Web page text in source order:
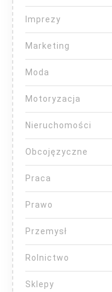
Imprezy
Marketing
Moda
Motoryzacja
Nieruchomości
Obcojęzyczne
Praca
Prawo
Przemysł
Rolnictwo
Sklepy